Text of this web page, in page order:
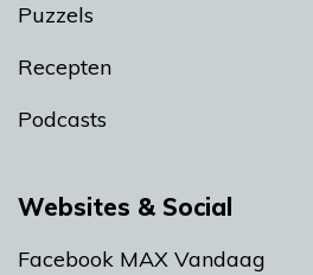
Puzzels
Recepten
Podcasts
Websites & Social
Facebook MAX Vandaag